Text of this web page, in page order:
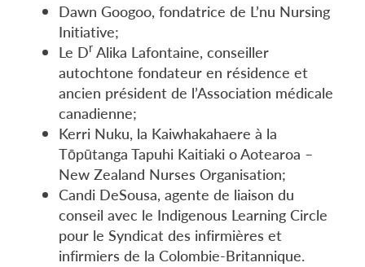
Dawn Googoo, fondatrice de L’nu Nursing
Initiative;
Le Dr Alika Lafontaine, conseiller
autochtone fondateur en résidence et
ancien président de l’Association médicale
canadienne;
Kerri Nuku, la Kaiwhakahaere à la
Tōpūtanga Tapuhi Kaitiaki o Aotearoa –
New Zealand Nurses Organisation;
Candi DeSousa, agente de liaison du
conseil avec le Indigenous Learning Circle
pour le Syndicat des infirmières et
infirmiers de la Colombie-Britannique.